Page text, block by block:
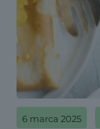
6 marca 2025